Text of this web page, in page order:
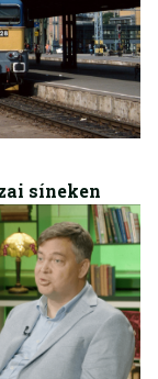
síneken